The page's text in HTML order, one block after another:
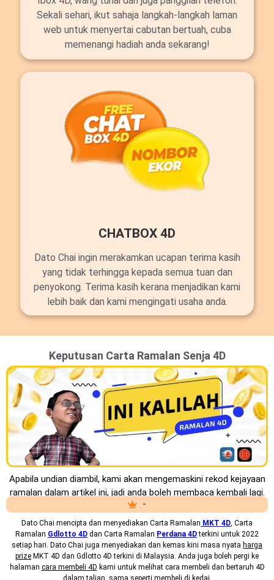
Sekali sehari, ikut sahaja langkah-langkah laman
web untuk menyertai cabutan bertuah, cuba
memenangi hadiah anda sekarang!
CHATBOX 4D
Dato Chai ingin merakamkan ucapan terima kasih
yang tidak terhingga kepada semua tuan dan
penyokong. Terima kasih kerana menjadikan kami
lebih baik dan kami mengingati usaha anda.
Keputusan Carta Ramalan Senja 4D
Apabila undian diambil, kami akan mengemaskini rekod kejayaan
ramalan dalam artikel ini, jadi anda boleh membaca kembali lagi.
-
Dato Chai mencipta dan menyediakan Carta Ramalan MKT 4D , Carta
Ramalan Gdlotto 4D dan Carta Ramalan Perdana 4Dterkini untuk 2022
setiap hari. Dato Chai juga menyediakan dan kemas kini masa nyata harga
prize MKT 4D dan Gdlotto 4D terkini di Malaysia. Anda juga boleh pergi ke
halaman cara membeli 4D kami untuk melihat cara membeli dan bertaruh 4D
dalam talian, sama seperti membeli di kedai.